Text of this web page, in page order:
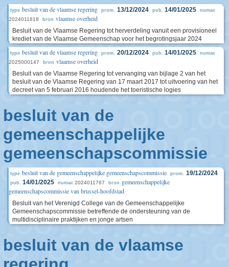
type besluit van de vlaamse regering prom. 13/12/2024 pub. 14/01/2025 numac
2024011818 bron vlaamse overheid
Besluit van de Vlaamse Regering tot herverdeling vanuit een provisioneel
krediet van de Vlaamse Gemeenschap voor het begrotingsjaar 2024
type besluit van de vlaamse regering prom. 20/12/2024 pub. 14/01/2025 numac
2025000147 bron vlaamse overheid
Besluit van de Vlaamse Regering tot vervanging van bijlage 2 van het
besluit van de Vlaamse Regering van 17 maart 2017 tot uitvoering van het
decreet van 5 februari 2016 houdende het toeristische logies
besluit van de
gemeenschappelijke
gemeenschapscommissie
type besluit van de gemeenschappelijke gemeenschapscommissie prom. 19/12/2024
pub. 14/01/2025 numac 2024011767 bron gemeenschappelijke
gemeenschapscommissie van brussel-hoofdstad
Besluit van het Verenigd College van de Gemeenschappelijke
Gemeenschapscommissie betreffende de ondersteuning van de
multidisciplinaire praktijken en jonge artsen
besluit van de vlaamse